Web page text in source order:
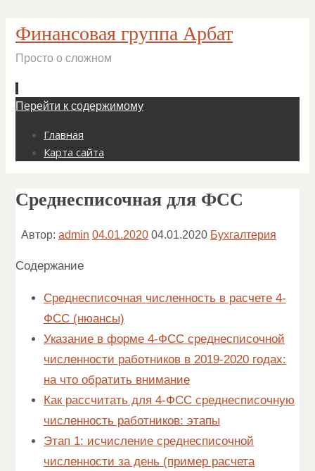
Финансовая группа Арбат
Просто о сложном
Перейти к содержимому
Главная
Карта сайта
Среднесписочная для ФСС
Автор: admin 04.01.2020 04.01.2020 Бухгалтерия
Содержание
Среднесписочная численность в расчете 4-
ФСС (нюансы)
Указание в форме 4-ФСС среднесписочной
численности работников в 2019-2020 годах:
на что обратить внимание
Как рассчитать для 4-ФСС среднесписочную
численность работников: этапы
Этап 1: исчисление среднесписочной
численности за день (пример расчета